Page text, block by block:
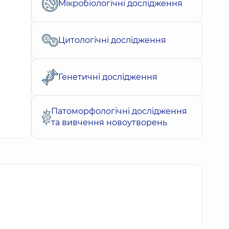
Мікробіологічні дослідження
Цитологічні дослідження
Генетичні дослідження
Патоморфологічні дослідження
та вивчення новоутворень